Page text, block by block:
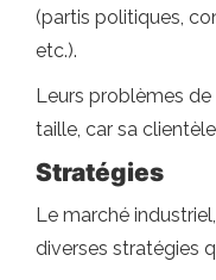
(partis politiques,
etc.).
Leurs problèmes
taille, car sa
Stratégies
Le marché
diverses stratégies